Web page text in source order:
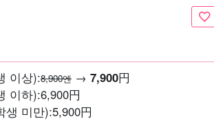
이상):8,900엔 → 7,900円
이하):6,900円
생 미만):5,900円